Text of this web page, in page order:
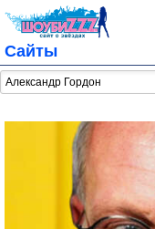
Сайты